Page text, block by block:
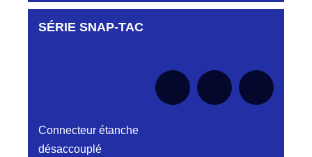
Aucune pièce disponible pour cette série pour
SÉRIE SNAP-TAC
Connecteur étanche
désaccouplé